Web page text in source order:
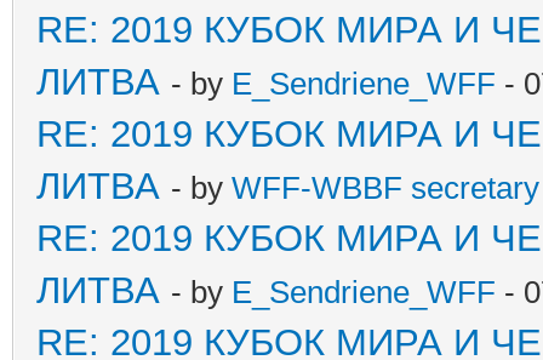
RE: 2019 КУБОК МИРА И
ЛИТВА - by E_Sendriene_WFF -
RE: 2019 КУБОК МИРА И
ЛИТВА - by WFF-WBBF
RE: 2019 КУБОК МИРА И
ЛИТВА - by E_Sendriene_WFF -
RE: 2019 КУБОК МИРА И